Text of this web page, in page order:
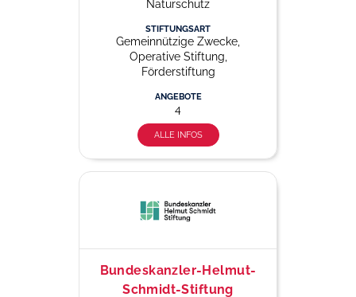
Naturschutz
STIFTUNGSART
Gemeinnützige Zwecke,
Operative Stiftung,
Förderstiftung
ANGEBOTE
4
ALLE INFOS
Bundeskanzler-Helmut-
Schmidt-Stiftung